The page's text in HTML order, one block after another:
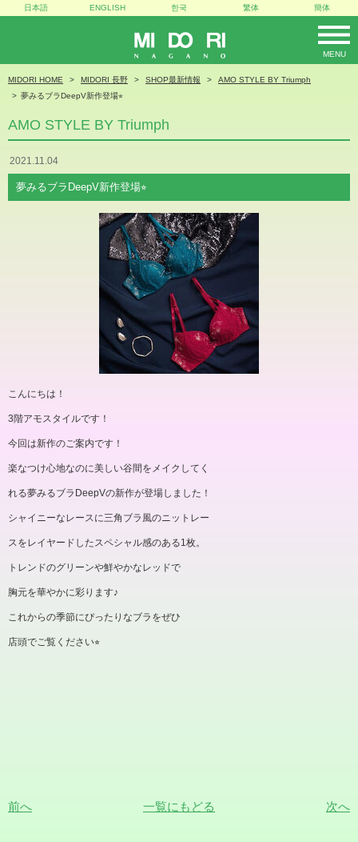
MIDORI
MENU
日本語 ENGLISH 한국 繁体 簡体
MIDORI HOME MIDORI 長野 SHOP最新情報
AMO STYLE BY Triumph
夢みるブラDeepV新作登場⭐︎
AMO STYLE BY Triumph
2021.11.04
夢みるブラDeepV新作登場⭐︎
こんにちは！
3階アモスタイルです！
今回は新作のご案内です！
楽なつけ心地なのに美しい谷間をメイクしてく
れる夢みるブラDeepVの新作が登場しました！
シャイニーなレースに三角ブラ風のニットレー
スをレイヤードしたスペシャル感のある1枚。
トレンドのグリーンや鮮やかなレッドで
胸元を華やかに彩ります♪
これからの季節にぴったりなブラをぜひ
店頭でご覧ください⭐︎
前へ 一覧にもどる 次へ